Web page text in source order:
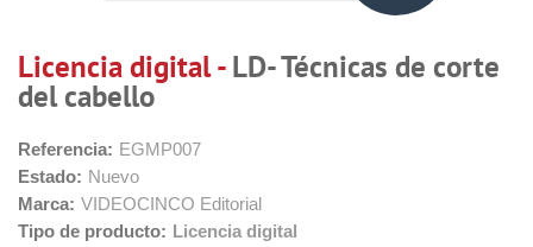
Licencia digital -LD- Técnicas de corte
del cabello
Referencia: EGMP007
Estado: Nuevo
Marca: VIDEOCINCO Editorial
Tipo de producto: Licencia digital